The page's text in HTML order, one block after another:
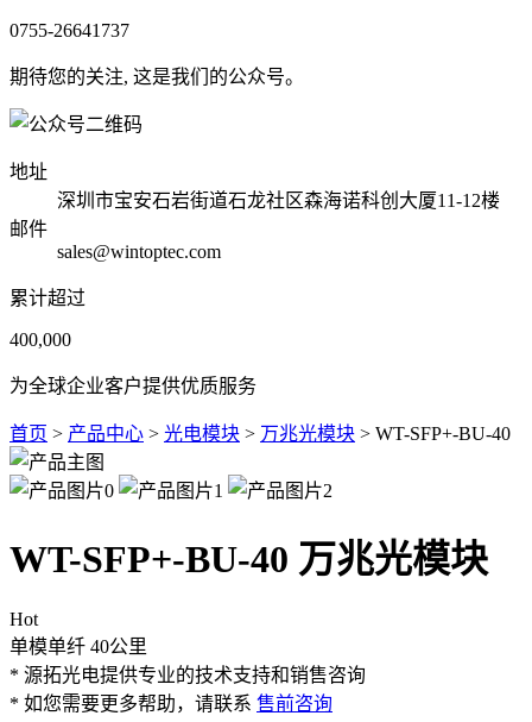
0755-26641737
期待您的关注, 这是我们的公众号。
地址
深圳市宝安石岩街道石龙社区森海诺科创大厦11-12楼
邮件
sales@wintoptec.com
累计超过
400,000
为全球企业客户提供优质服务
首页 > 产品中心 > 光电模块 > 万兆光模块 > WT-SFP+-BU-40
WT-SFP+-BU-40 万兆光模块
Hot
单模单纤 40公里
* 源拓光电提供专业的技术支持和销售咨询
* 如您需要更多帮助，请联系 售前咨询